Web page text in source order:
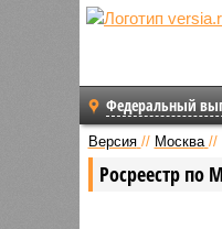
Федеральный
Версия // Москва //
Росреестр по